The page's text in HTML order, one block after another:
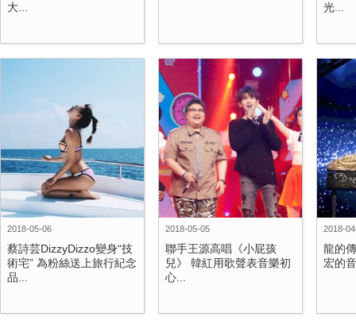
大...
光...
2018-05-06
蔡詩芸DizzyDizzo變身“技
術宅” 為粉絲送上旅行紀念
品...
2018-05-05
聯手王源高唱《小屁孩
兒》 韓紅用歌聲表音樂初
心...
2018-
龍的
宏的